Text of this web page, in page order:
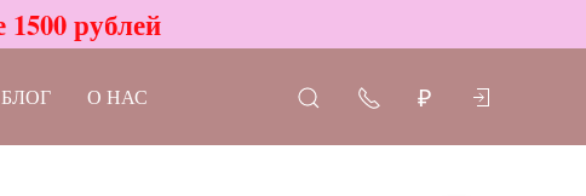
рублей
БЛОГ О НАС ₽